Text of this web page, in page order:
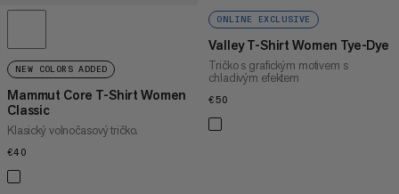
NEW COLORS ADDED
Mammut Core T-Shirt Women
Classic
Klasický volnočasový tričko.
€40
ONLINE EXCLUSIVE
Valley T-Shirt Women Tye-Dye
Tričko s grafickým motivem s
chladivým efektem
€50